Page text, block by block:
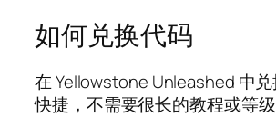
如何兑换代码
在 Yellowstone Unleashed 中
快捷，不需要很长的教程或等级